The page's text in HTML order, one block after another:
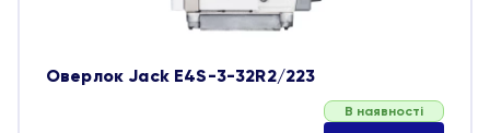
Оверлок Jack E4S-3-32R2/223
В наявності